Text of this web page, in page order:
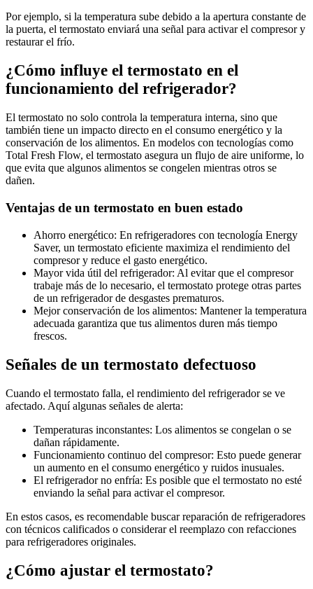
Por ejemplo, si la temperatura sube debido a la apertura constante de
la puerta, el termostato enviará una señal para activar el compresor y
restaurar el frío.
¿Cómo influye el termostato en el
funcionamiento del refrigerador?
El termostato no solo controla la temperatura interna, sino que
también tiene un impacto directo en el consumo energético y la
conservación de los alimentos. En modelos con tecnologías como
Total Fresh Flow, el termostato asegura un flujo de aire uniforme, lo
que evita que algunos alimentos se congelen mientras otros se
dañen.
Ventajas de un termostato en buen estado
Ahorro energético: En refrigeradores con tecnología Energy
Saver, un termostato eficiente maximiza el rendimiento del
compresor y reduce el gasto energético.
Mayor vida útil del refrigerador: Al evitar que el compresor
trabaje más de lo necesario, el termostato protege otras partes
de un refrigerador de desgastes prematuros.
Mejor conservación de los alimentos: Mantener la temperatura
adecuada garantiza que tus alimentos duren más tiempo
frescos.
Señales de un termostato defectuoso
Cuando el termostato falla, el rendimiento del refrigerador se ve
afectado. Aquí algunas señales de alerta:
Temperaturas inconstantes: Los alimentos se congelan o se
dañan rápidamente.
Funcionamiento continuo del compresor: Esto puede generar
un aumento en el consumo energético y ruidos inusuales.
El refrigerador no enfría: Es posible que el termostato no esté
enviando la señal para activar el compresor.
En estos casos, es recomendable buscar reparación de refrigeradores
con técnicos calificados o considerar el reemplazo con refacciones
para refrigeradores originales.
¿Cómo ajustar el termostato?